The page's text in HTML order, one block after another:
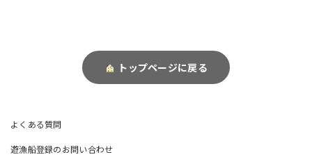
トップページに戻る
よくある質問
遊漁船登録のお問い合わせ